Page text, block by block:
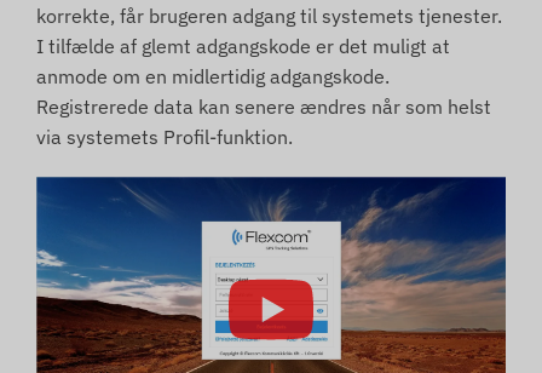
korrekte, får brugeren adgang til systemets tjenester.
I tilfælde af glemt adgangskode er det muligt at
anmode om en midlertidig adgangskode.
Registrerede data kan senere ændres når som helst
via systemets Profil-funktion.